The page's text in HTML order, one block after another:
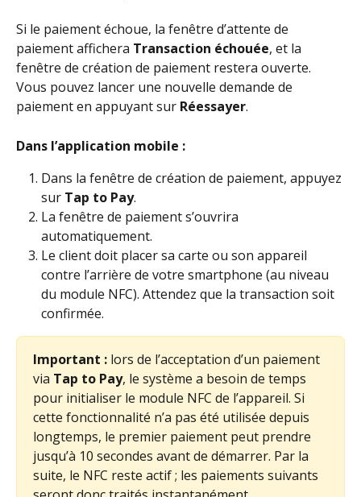
Si le paiement échoue, la fenêtre d’attente de
paiement affichera Transaction échouée, et la
fenêtre de création de paiement restera ouverte.
Vous pouvez lancer une nouvelle demande de
paiement en appuyant sur Réessayer.
Dans l’application mobile :
Dans la fenêtre de création de paiement, appuyez
sur Tap to Pay.
La fenêtre de paiement s’ouvrira
automatiquement.
Le client doit placer sa carte ou son appareil
contre l’arrière de votre smartphone (au niveau
du module NFC). Attendez que la transaction soit
confirmée.
Important : lors de l’acceptation d’un paiement
via Tap to Pay, le système a besoin de temps
pour initialiser le module NFC de l’appareil. Si
cette fonctionnalité n’a pas été utilisée depuis
longtemps, le premier paiement peut prendre
jusqu’à 10 secondes avant de démarrer. Par la
suite, le NFC reste actif ; les paiements suivants